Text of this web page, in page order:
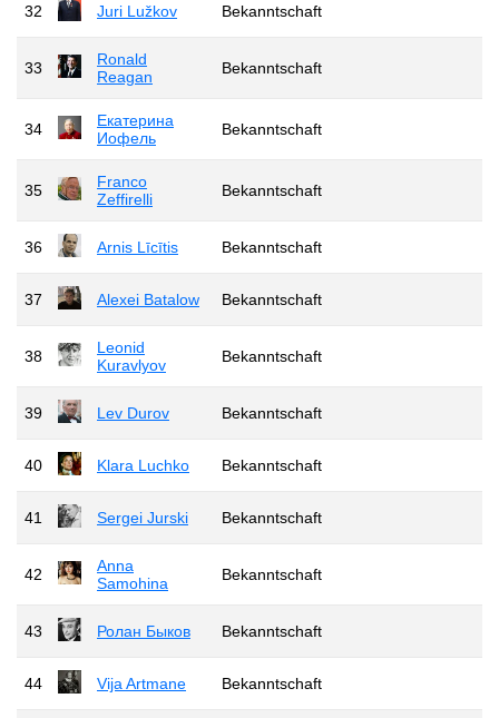
32 Juri Lužkov Bekanntschaft
33
Ronald
Reagan
Bekanntschaft
34
Екатерина
Иофель
Bekanntschaft
35
Franco
Zeffirelli
Bekanntschaft
36 Arnis Līcītis Bekanntschaft
37 Alexei Batalow Bekanntschaft
38
Leonid
Kuravlyov
Bekanntschaft
39 Lev Durov Bekanntschaft
40 Klara Luchko Bekanntschaft
41 Sergei Jurski Bekanntschaft
42
Anna
Samohina
Bekanntschaft
43 Ролан Быков Bekanntschaft
44 Vija Artmane Bekanntschaft